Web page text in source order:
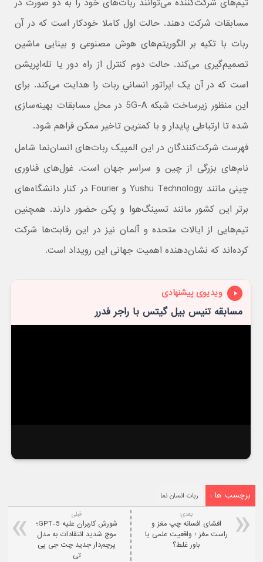
تیم‌های شرکت‌کننده می‌توانند ربات‌های خود را به دو صورت در
مسابقات شرکت دهند. حالت اول کاملا خودکار است که در آن
ربات با تکیه بر الگوریتم‌های هوش مصنوعی و بینایی ماشین
تصمیم‌گیری می‌کند. حالت دوم کنترل از راه دور یا تله‌اپریشن
است که در آن یک اپراتور انسانی ربات را هدایت می‌کند. برای
این منظور زیرساخت شبکه 5G-A در محل مسابقات بهینه‌سازی
شده تا ارتباطی پایدار و با کمترین تاخیر ممکن فراهم شود.
فهرست شرکت‌کنندگان در این المپیک ربات‌های انسان‌نما شامل
نام‌های بزرگی از چین و سراسر جهان است. غول‌های فناوری
چینی مانند Yushu Technology و Fourier در کنار دانشگاه‌های
برتر این کشور مانند تسینگ‌هوا و پکن حضور دارند. همچنین
تیم‌هایی از ایالات متحده و آلمان نیز در این رقابت‌ها شرکت
کرده‌اند که نشان‌دهنده اهمیت جهانی این رویداد است.
ویدیوی پیشنهادی
مسابقه تنیس بیل گیتس با راجر فدرر
برچسب ها : ربات انسان نما
قبلی
شورش کاربران علیه GPT-5؛
موج شدید انتقادات به مدل
پرچم‌دار جدید چت جی پی
تی
بعدی:
افشای افسانه چپ‌ مغز و
راست‌ مغز ؛ واقعیت علمی یا
باور غلط؟